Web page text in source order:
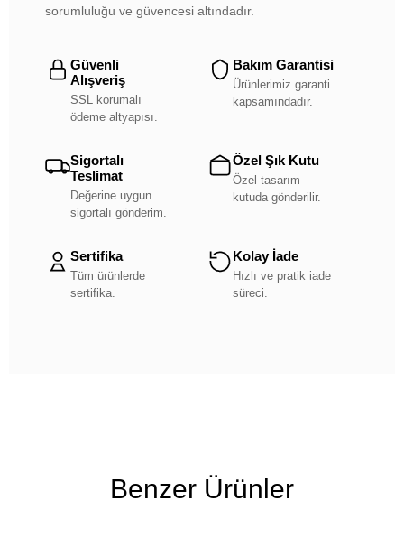
sorumluluğu ve güvencesi altındadır.
Güvenli
Alışveriş
SSL korumalı
ödeme altyapısı.
Bakım Garantisi
Ürünlerimiz garanti
kapsamındadır.
Sigortalı
Teslimat
Değerine uygun
sigortalı gönderim.
Özel Şık Kutu
Özel tasarım
kutuda gönderilir.
Sertifika
Tüm ürünlerde
sertifika.
Kolay İade
Hızlı ve pratik iade
süreci.
Benzer Ürünler